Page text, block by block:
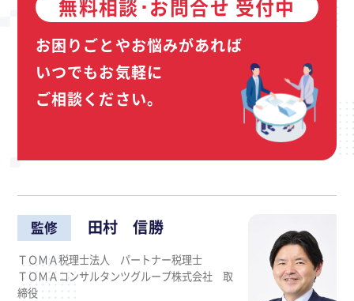
無料相談･お問合せ 受付中
お困りごとやお悩みがあれば
いつでもお気軽に
ご相談ください。
監修 田村 信勝
ＴＯＭＡ税理士法人 パートナー税理士
ＴＯＭＡコンサルタンツグループ株式会社 取
締役